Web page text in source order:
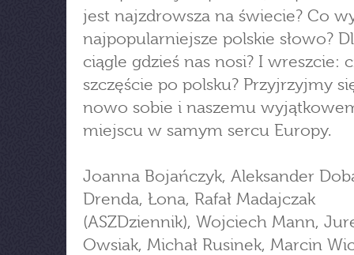
jest najzdrowsza na świecie? Co
najpopularniejsze polskie słowo?
ciągle gdzieś nas nosi? I wreszcie:
szczęście po polsku? Przyjrzyjmy
nowo sobie i naszemu
miejscu w samym sercu Europy.
Joanna Bojańczyk, Aleksander
Drenda, Łona, Rafał Madajczak
(ASZDziennik), Wojciech Mann,
Owsiak, Michał Rusinek, Marcin